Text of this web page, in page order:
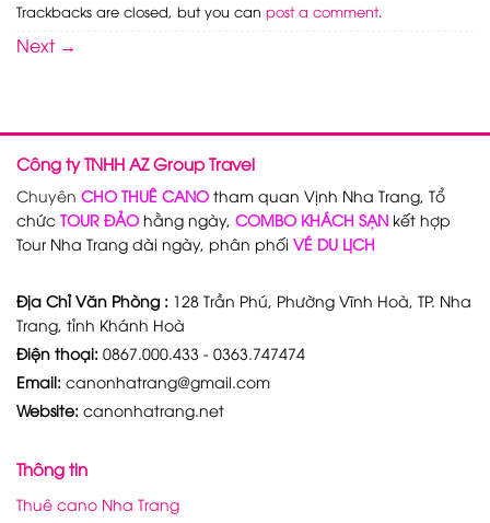
Trackbacks are closed, but you can post a comment.
Next →
Công ty TNHH AZ Group Travel
Chuyên CHO THUÊ CANO tham quan Vịnh Nha Trang, Tổ
chức TOUR ĐẢO hằng ngày, COMBO KHÁCH SẠN kết hợp
Tour Nha Trang dài ngày, phân phối VÉ DU LỊCH
Địa Chỉ Văn Phòng : 128 Trần Phú, Phường Vĩnh Hoà, TP. Nha
Trang, tỉnh Khánh Hoà
Điện thoại: 0867.000.433 - 0363.747474
Email: canonhatrang@gmail.com
Website: canonhatrang.net
Thông tin
Thuê cano Nha Trang